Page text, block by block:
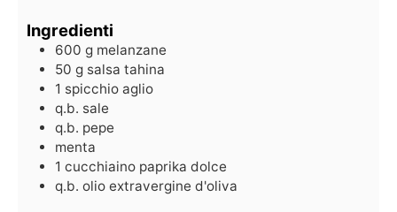
Ingredienti
600 g melanzane
50 g salsa tahina
1 spicchio aglio
q.b. sale
q.b. pepe
menta
1 cucchiaino paprika dolce
q.b. olio extravergine d'oliva